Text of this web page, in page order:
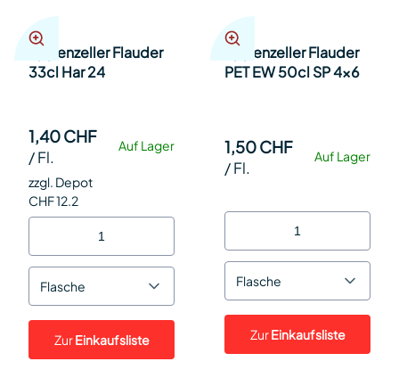
Appenzeller Flauder
33cl Har 24
Auf Lager
1,40 CHF
/Fl.
zzgl. Depot
CHF 12.2
Flasche
ZurEinkaufsliste
Appenzeller Flauder
PET EW 50cl SP 4x6
Auf Lager
1,50 CHF
/Fl.
Flasche
ZurEinkaufsliste